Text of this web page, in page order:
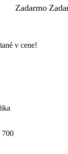
Zadarmo
v cene!
700